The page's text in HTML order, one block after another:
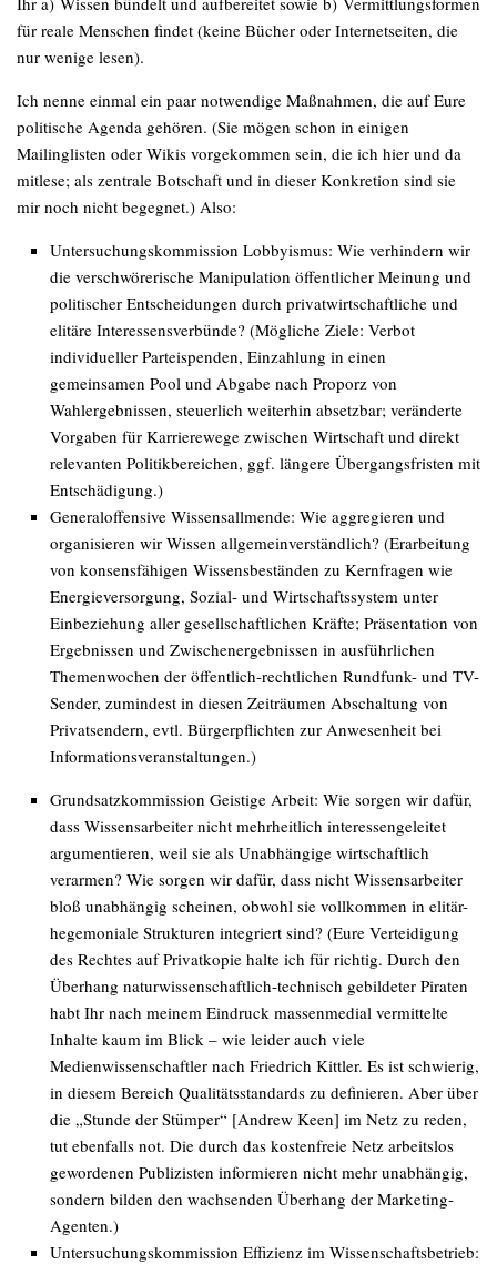
für reale Menschen findet (keine Bücher oder Internetseiten, die
nur wenige lesen).
Ich nenne einmal ein paar notwendige Maßnahmen, die auf Eure
politische Agenda gehören. (Sie mögen schon in einigen
Mailinglisten oder Wikis vorgekommen sein, die ich hier und da
mitlese; als zentrale Botschaft und in dieser Konkretion sind sie
mir noch nicht begegnet.) Also:
Untersuchungskommission Lobbyismus: Wie verhindern wir
die verschwörerische Manipulation öffentlicher Meinung und
politischer Entscheidungen durch privatwirtschaftliche und
elitäre Interessensverbünde? (Mögliche Ziele: Verbot
individueller Parteispenden, Einzahlung in einen
gemeinsamen Pool und Abgabe nach Proporz von
Wahlergebnissen, steuerlich weiterhin absetzbar; veränderte
Vorgaben für Karrierewege zwischen Wirtschaft und direkt
relevanten Politikbereichen, ggf. längere Übergangsfristen mit
Entschädigung.)
Generaloffensive Wissensallmende: Wie aggregieren und
organisieren wir Wissen allgemeinverständlich? (Erarbeitung
von konsensfähigen Wissensbeständen zu Kernfragen wie
Energieversorgung, Sozial- und Wirtschaftssystem unter
Einbeziehung aller gesellschaftlichen Kräfte; Präsentation von
Ergebnissen und Zwischenergebnissen in ausführlichen
Themenwochen der öffentlich-rechtlichen Rundfunk- und TV-
Sender, zumindest in diesen Zeiträumen Abschaltung von
Privatsendern, evtl. Bürgerpflichten zur Anwesenheit bei
Informationsveranstaltungen.)
Grundsatzkommission Geistige Arbeit: Wie sorgen wir dafür,
dass Wissensarbeiter nicht mehrheitlich interessengeleitet
argumentieren, weil sie als Unabhängige wirtschaftlich
verarmen? Wie sorgen wir dafür, dass nicht Wissensarbeiter
bloß unabhängig scheinen, obwohl sie vollkommen in elitär-
hegemoniale Strukturen integriert sind? (Eure Verteidigung
des Rechtes auf Privatkopie halte ich für richtig. Durch den
Überhang naturwissenschaftlich-technisch gebildeter Piraten
habt Ihr nach meinem Eindruck massenmedial vermittelte
Inhalte kaum im Blick – wie leider auch viele
Medienwissenschaftler nach Friedrich Kittler. Es ist schwierig,
in diesem Bereich Qualitätsstandards zu definieren. Aber über
die „Stunde der Stümper“ [Andrew Keen] im Netz zu reden,
tut ebenfalls not. Die durch das kostenfreie Netz arbeitslos
gewordenen Publizisten informieren nicht mehr unabhängig,
sondern bilden den wachsenden Überhang der Marketing-
Agenten.)
Untersuchungskommission Effizienz im Wissenschaftsbetrieb: